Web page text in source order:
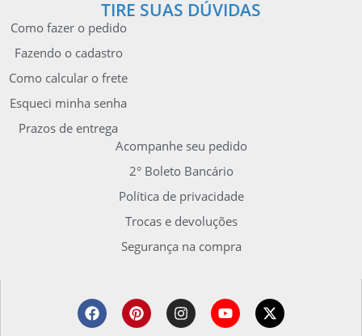
TIRE SUAS DÚVIDAS
Como fazer o pedido
Fazendo o cadastro
Como calcular o frete
Esqueci minha senha
Prazos de entrega
Acompanhe seu pedido
2° Boleto Bancário
Política de privacidade
Trocas e devoluções
Segurança na compra